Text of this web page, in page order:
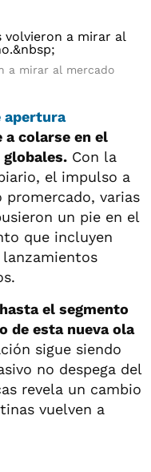
a mirar al mercado
apertura
a colarse en el
globales. Con la
el impulso a
varias
un pie en el
que incluyen
el segmento
de esta nueva ola
sigue siendo
no despega del
revela un cambio
vuelven a